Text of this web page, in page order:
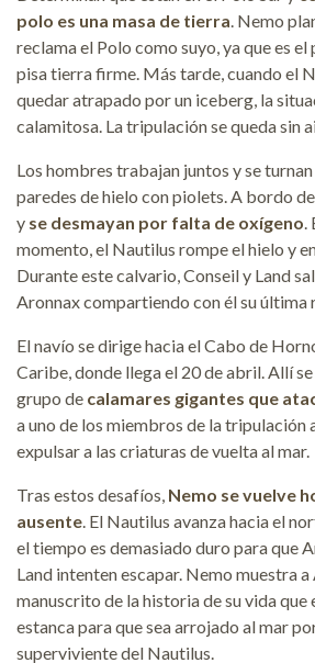
polo es una masa de tierra . Nemo
reclama el Polo como suyo, ya que es
pisa tierra firme. Más tarde, cuando el
quedar atrapado por un iceberg, la
calamitosa. La tripulación se queda sin
Los hombres trabajan juntos y se
paredes de hielo con piolets. A bordo
y se desmayan por falta de oxígeno
momento, el Nautilus rompe el hielo y
Durante este calvario, Conseil y Land
Aronnax compartiendo con él su última
El navío se dirige hacia el Cabo de
Caribe, donde llega el 20 de abril. Allí
grupo de calamares gigantes que
a uno de los miembros de la tripulación
expulsar a las criaturas de vuelta al mar.
Tras estos desafíos, Nemo se vuelve
ausente . El Nautilus avanza hacia el
el tiempo es demasiado duro para que
Land intenten escapar. Nemo muestra a
manuscrito de la historia de su vida que
estanca para que sea arrojado al mar
superviviente del Nautilus.